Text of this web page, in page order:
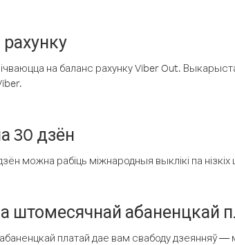
на баланс рахунку Viber Out.
30 дзён
можна рабіць міжнародныя выклікі па
абаненцкай
платай дае вам свабоду дзеянняў —